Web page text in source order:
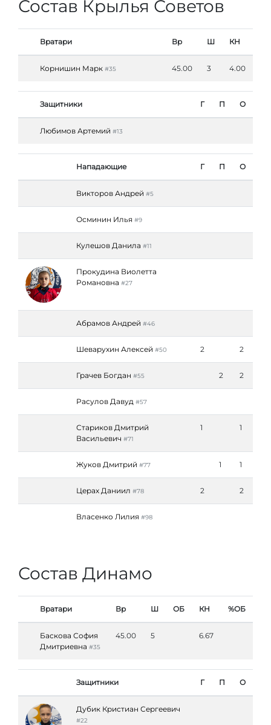
Состав Крылья Советов
Вратари Вр Ш КН
Корнишин Марк #35 45.00 3 4.00
Защитники Г П О
Любимов Артемий #13
Нападающие Г П О
Викторов Андрей #5
Осминин Илья #9
Кулешов Данила #11
Прокудина Виолетта
Романовна #27
Абрамов Андрей #46
Шеварухин Алексей #50 2 2
Грачев Богдан #55 2 2
Расулов Давуд #57
Стариков Дмитрий
Васильевич #71
1 1
Жуков Дмитрий #77 1 1
Церах Даниил #78 2 2
Власенко Лилия #98
Состав Динамо
Вратари Вр Ш ОБ КН %ОБ
Баскова София
Дмитриевна #35
45.00 5 6.67
Защитники Г П О
Дубик Кристиан Сергеевич
#22